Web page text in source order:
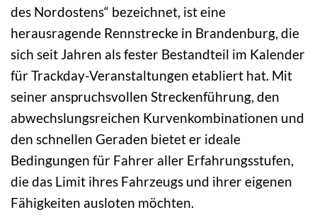
des Nordostens“ bezeichnet, ist eine
herausragende Rennstrecke in Brandenburg, die
sich seit Jahren als fester Bestandteil im Kalender
für Trackday-Veranstaltungen etabliert hat. Mit
seiner anspruchsvollen Streckenführung, den
abwechslungsreichen Kurvenkombinationen und
den schnellen Geraden bietet er ideale
Bedingungen für Fahrer aller Erfahrungsstufen,
die das Limit ihres Fahrzeugs und ihrer eigenen
Fähigkeiten ausloten möchten.